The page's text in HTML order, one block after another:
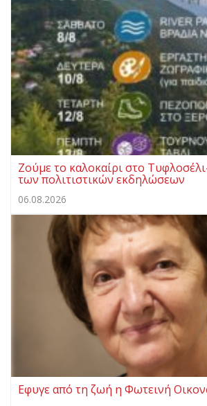
Ζούμε το καλοκαίρι στο
των πολιτιστικών εκδηλώσεων
06.08.2026
Eφυγε από τη ζωή η Φωτεινή